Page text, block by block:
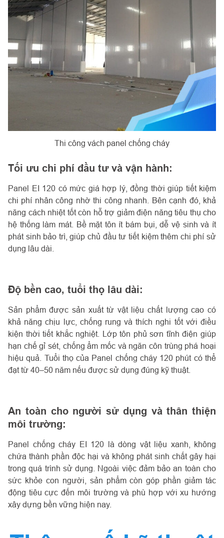
Thi công vách panel chống cháy
Tối ưu chi phí đầu tư và vận hành:
Panel EI 120 có mức giá hợp lý, đồng thời giúp tiết kiệm
chi phí nhân công nhờ thi công nhanh. Bên cạnh đó, khả
năng cách nhiệt tốt còn hỗ trợ giảm điện năng tiêu thụ cho
hệ thống làm mát. Bề mặt tôn ít bám bụi, dễ vệ sinh và ít
phát sinh bảo trì, giúp chủ đầu tư tiết kiệm thêm chi phí sử
dụng lâu dài.
Độ bền cao, tuổi thọ lâu dài:
Sản phẩm được sản xuất từ vật liệu chất lượng cao có
khả năng chịu lực, chống rung và thích nghi tốt với điều
kiện thời tiết khắc nghiệt. Lớp tôn phủ sơn tĩnh điện giúp
hạn chế gỉ sét, chống ẩm mốc và ngăn côn trùng phá hoại
hiệu quả. Tuổi thọ của Panel chống cháy 120 phút có thể
đạt từ 40–50 năm nếu được sử dụng đúng kỹ thuật.
An toàn cho người sử dụng và thân thiện
môi trường:
Panel chống cháy EI 120 là dòng vật liệu xanh, không
chứa thành phần độc hại và không phát sinh chất gây hại
trong quá trình sử dụng. Ngoài việc đảm bảo an toàn cho
sức khỏe con người, sản phẩm còn góp phần giảm tác
động tiêu cực đến môi trường và phù hợp với xu hướng
xây dựng bền vững hiện nay.